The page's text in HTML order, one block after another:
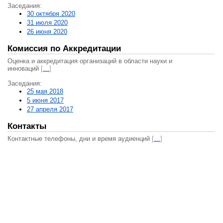
Заседания:
30 октября 2020
31 июля 2020
26 июня 2020
Комиссия по Аккредитации
Оценка и аккредитация организаций в области науки и
инноваций […]
Заседания:
25 мая 2018
5 июня 2017
27 апреля 2017
Контакты
Контактные телефоны, дни и время аудиенций […]